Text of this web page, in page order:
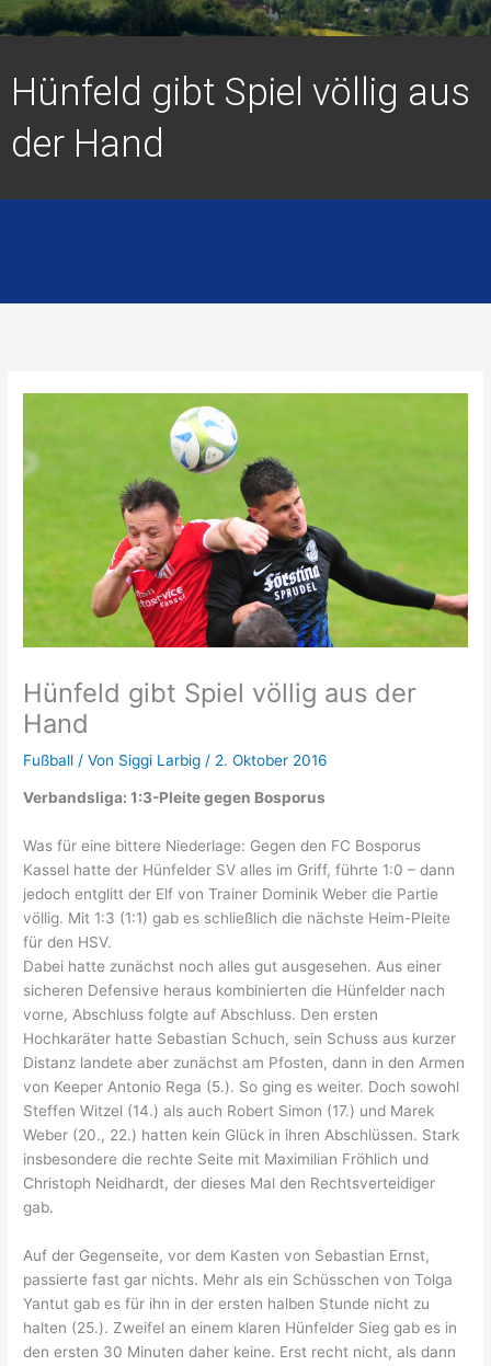
Hünfeld gibt Spiel völlig aus
der Hand
Hünfeld gibt Spiel völlig aus der
Hand
Fußball / Von Siggi Larbig / 2. Oktober 2016
Verbandsliga: 1:3-Pleite gegen Bosporus
Was für eine bittere Niederlage: Gegen den FC Bosporus
Kassel hatte der Hünfelder SV alles im Griff, führte 1:0 – dann
jedoch entglitt der Elf von Trainer Dominik Weber die Partie
völlig. Mit 1:3 (1:1) gab es schließlich die nächste Heim-Pleite
für den HSV.
Dabei hatte zunächst noch alles gut ausgesehen. Aus einer
sicheren Defensive heraus kombinierten die Hünfelder nach
vorne, Abschluss folgte auf Abschluss. Den ersten
Hochkaräter hatte Sebastian Schuch, sein Schuss aus kurzer
Distanz landete aber zunächst am Pfosten, dann in den Armen
von Keeper Antonio Rega (5.). So ging es weiter. Doch sowohl
Steffen Witzel (14.) als auch Robert Simon (17.) und Marek
Weber (20., 22.) hatten kein Glück in ihren Abschlüssen. Stark
insbesondere die rechte Seite mit Maximilian Fröhlich und
Christoph Neidhardt, der dieses Mal den Rechtsverteidiger
gab.
Auf der Gegenseite, vor dem Kasten von Sebastian Ernst,
passierte fast gar nichts. Mehr als ein Schüsschen von Tolga
Yantut gab es für ihn in der ersten halben Stunde nicht zu
halten (25.). Zweifel an einem klaren Hünfelder Sieg gab es in
den ersten 30 Minuten daher keine. Erst recht nicht, als dann